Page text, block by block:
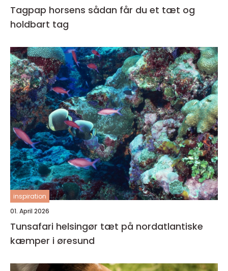
Tagpap horsens sådan får du et tæt og
holdbart tag
inspiration
01. April 2026
Tunsafari helsingør tæt på nordatlantiske
kæmper i øresund